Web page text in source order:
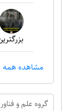
مشاهده همه
گروه علم و